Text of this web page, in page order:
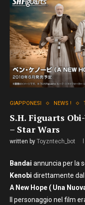
GIAPPONESI NEWS !
S.H. Figuarts
– Star Wars
written by Toyzntech_bot
Bandai annuncia per la
Kenobi direttamente dal
A New Hope ( Una
Il personaggio nel film